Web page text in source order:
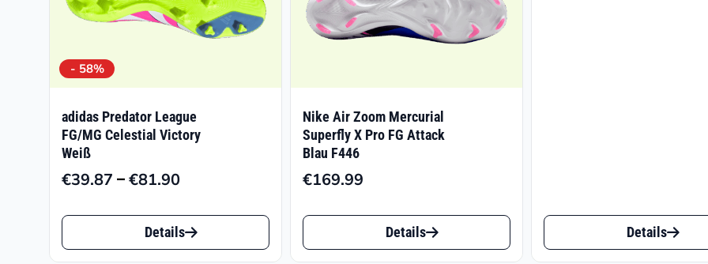
- 58%
adidas Predator League
FG/MG Celestial Victory
Weiß
€39.87 –€81.90Preisspanne:
bis
€81.90
Dieses
Produkt
Details
Nike Air Zoom Mercurial
Superfly X Pro FG Attack
Blau F446
€169.99
Dieses
Produkt
Details
Dieses
Produkt
Details